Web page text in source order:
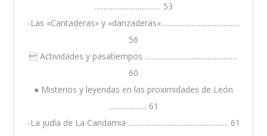
..................................... 53
-Las «Cantaderas» y «danzaderas»............................................
56
 Actividades y pasatiempos ....................................................
60
● Misterios y leyendas en las proximidades de León
..................... 61
-La judía de La Candamia ........................................................ 61